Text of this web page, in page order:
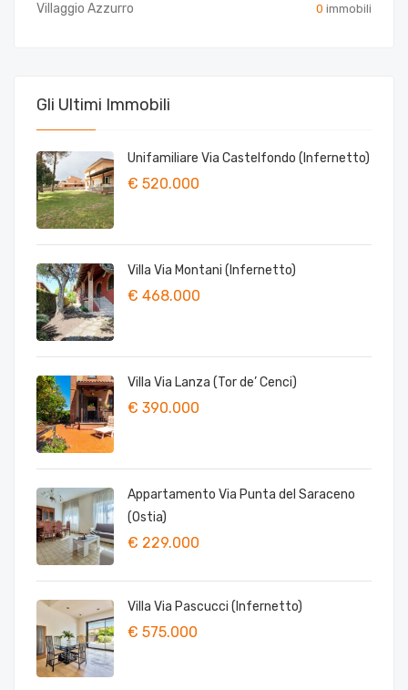
Villaggio Azzurro 0 immobili
Gli Ultimi Immobili
Unifamiliare Via Castelfondo (Infernetto)
€ 520.000
Villa Via Montani (Infernetto)
€ 468.000
Villa Via Lanza (Tor de’ Cenci)
€ 390.000
Appartamento Via Punta del Saraceno
(Ostia)
€ 229.000
Villa Via Pascucci (Infernetto)
€ 575.000